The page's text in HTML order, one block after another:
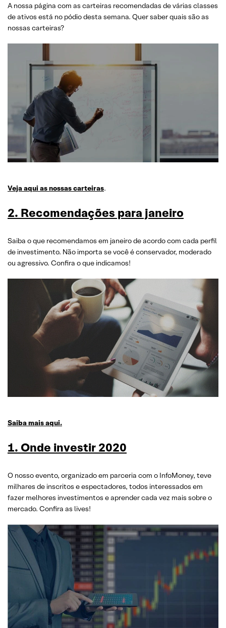
A nossa página com as carteiras recomendadas de várias classes
de ativos está no pódio desta semana. Quer saber quais são as
nossas carteiras?
Veja aqui as nossas carteiras.
2. Recomendações para janeiro
Saiba o que recomendamos em janeiro de acordo com cada perfil
de investimento. Não importa se você é conservador, moderado
ou agressivo. Confira o que indicamos!
Saiba mais aqui.
1. Onde investir 2020
O nosso evento, organizado em parceria com o InfoMoney, teve
milhares de inscritos e espectadores, todos interessados em
fazer melhores investimentos e aprender cada vez mais sobre o
mercado. Confira as lives!